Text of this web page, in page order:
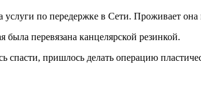
по передержке в Сети. Проживает
перевязана канцелярской резинкой.
спасти, пришлось делать операцию